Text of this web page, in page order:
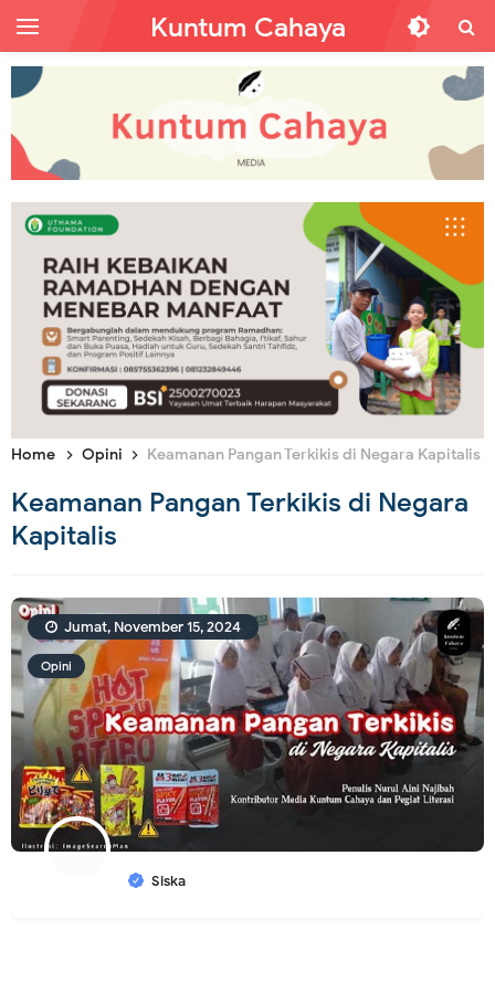
Kuntum Cahaya
Home Opini Keamanan Pangan Terkikis di Negara Kapitalis
Keamanan Pangan Terkikis di Negara
Kapitalis
Opini
Siska
Jumat, November 15, 2024